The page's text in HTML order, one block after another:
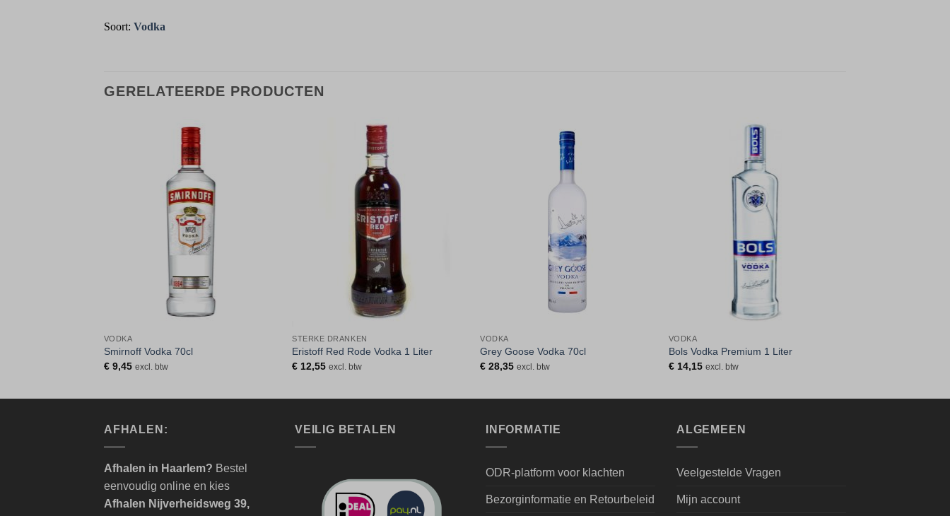
Soort: Vodka
GERELATEERDE PRODUCTEN
VODKA
Smirnoff Vodka 70cl
€9,45 excl. btw
STERKE DRANKEN
Eristoff Red Rode Vodka 1 Liter
€ 12,55 excl. btw
VODKA
Grey Goose Vodka 70cl
€ 28,35 excl. btw
VODKA
Bols Vodka Premium 1 Liter
€14,15 excl. btw
AFHALEN:
Afhalen in Haarlem? Bestel
eenvoudig online en kies
Afhalen Nijverheidsweg 39,
VEILIG BETALEN INFORMATIE
ODR-platform voor klachten
Bezorginformatie en Retourbeleid
ALGEMEEN
Veelgestelde Vragen
Mijn account